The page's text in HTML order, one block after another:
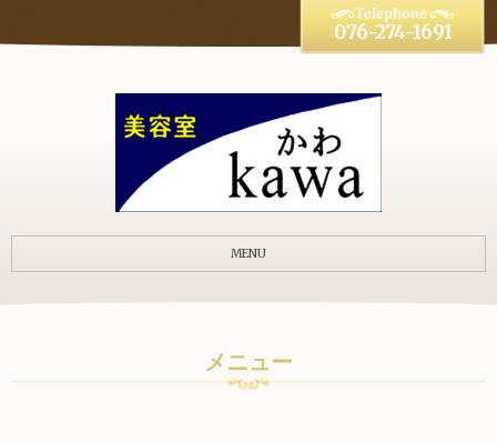
076-274-1691
MENU
メニュー